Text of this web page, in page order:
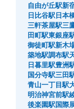
保管できる荷物数
3/ ¥500小:15/
支払い方法
現金
自由が丘駅新
日比谷駅日本
三軒茶屋駅三
田町駅東銀座
御徒町駅新木
築地駅調布駅
日暮里駅豊洲
国分寺駅三田
青山一丁目駅
明治神宮前駅
後楽園駅国際